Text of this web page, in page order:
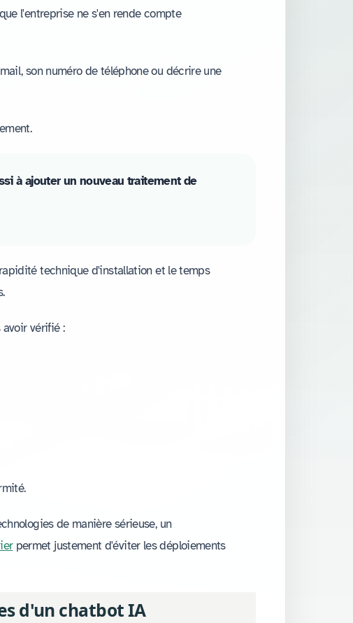
l'entreprise ne s'en rende compte
son numéro de téléphone ou décrire une
à ajouter un nouveau traitement de
technique d'installation et le temps
vérifié :
de manière sérieuse, un
permet justement d'éviter les déploiements
d'un chatbot IA